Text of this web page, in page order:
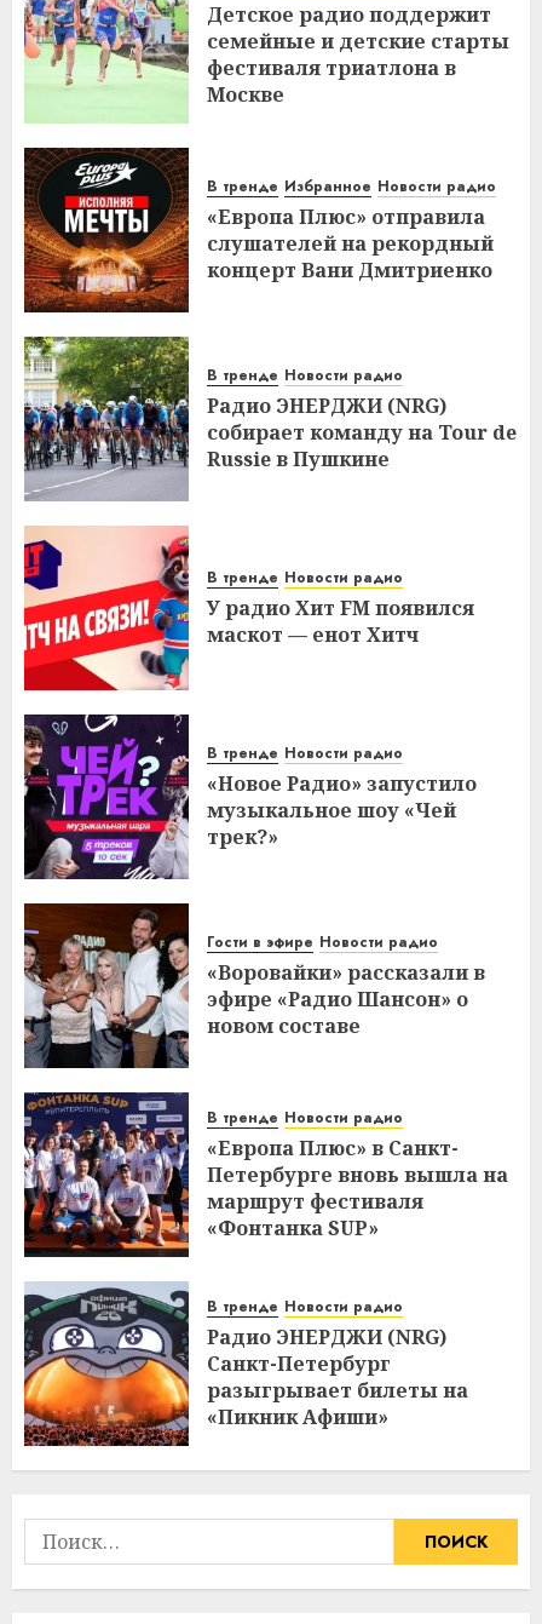
Детское радио поддержит
семейные и детские старты
фестиваля триатлона в
Москве
В тренде Избранное Новости радио
«Европа Плюс» отправила
слушателей на рекордный
концерт Вани Дмитриенко
В тренде Новости радио
Радио ЭНЕРДЖИ (NRG)
собирает команду на Tour de
Russie в Пушкине
В тренде Новости радио
У радио Хит FM появился
маскот — енот Хитч
В тренде Новости радио
«Новое Радио» запустило
музыкальное шоу «Чей
трек?»
Гости в эфире Новости радио
«Воровайки» рассказали в
эфире «Радио Шансон» о
новом составе
В тренде Новости радио
«Европа Плюс» в Санкт-
Петербурге вновь вышла на
маршрут фестиваля
«Фонтанка SUP»
В тренде Новости радио
Радио ЭНЕРДЖИ (NRG)
Санкт-Петербург
разыгрывает билеты на
«Пикник Афиши»
Найти: